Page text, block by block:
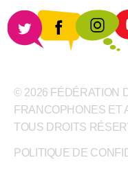
© 2026 FÉDÉRATION
FRANCOPHONES
TOUS DROITS
POLITIQUE DE